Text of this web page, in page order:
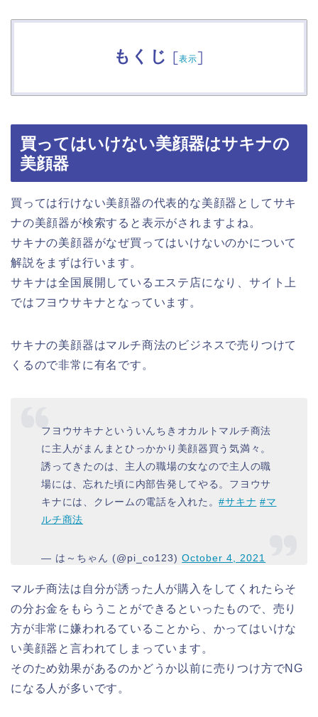
もくじ [表示]
買ってはいけない美顔器はサキナの
美顔器
買っては行けない美顔器の代表的な美顔器としてサキ
ナの美顔器が検索すると表示がされますよね。
サキナの美顔器がなぜ買ってはいけないのかについて
解説をまずは行います。
サキナは全国展開しているエステ店になり、サイト上
ではフヨウサキナとなっています。
サキナの美顔器はマルチ商法のビジネスで売りつけて
くるので非常に有名です。
フヨウサキナといういんちきオカルトマルチ商法
に主人がまんまとひっかかり美顔器買う気満々。
誘ってきたのは、主人の職場の女なので主人の職
場には、忘れた頃に内部告発してやる。フヨウサ
キナには、クレームの電話を入れた。#サキナ #マ
ルチ商法
— は～ちゃん (@pi_co123)October 4, 2021
マルチ商法は自分が誘った人が購入をしてくれたらそ
の分お金をもらうことができるといったもので、売り
方が非常に嫌われるていることから、かってはいけな
い美顔器と言われてしまっています。
そのため効果があるのかどうか以前に売りつけ方でNG
になる人が多いです。